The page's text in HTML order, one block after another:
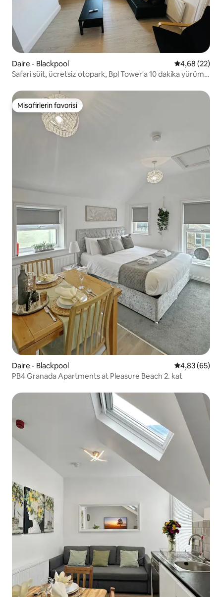
Daire - Blackpool 5 üzerinden
4,68 (22)
Safari süit, ücretsiz otopark, Bpl Tower'a 10 dakika yürüme
Misafirlerin favorisi
Misafirlerin favorisi
Daire - Blackpool 5 üzerinden
4,83 (65)
PB4 Granada Apartments at Pleasure Beach 2. kat